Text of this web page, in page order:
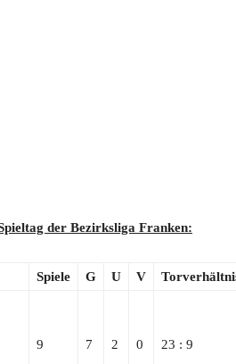
der Bezirksliga Franken:
Spiele G U V
9 7 2 0 23 : 9